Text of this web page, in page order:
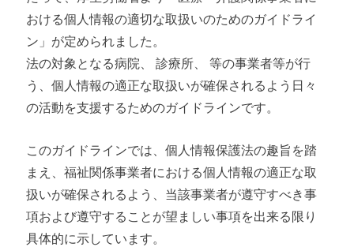
おける個人情報の適切な取扱いのためのガイドライ
ン」が定められました。
法の対象となる病院、 診療所、 等の事業者等が行
う、個人情報の適正な取扱いが確保されるよう日々
の活動を支援するためのガイドラインです。
このガイドラインでは、個人情報保護法の趣旨を踏
まえ、福祉関係事業者における個人情報の適正な取
扱いが確保されるよう、当該事業者が遵守すべき事
項および遵守することが望ましい事項を出来る限り
具体的に示しています。